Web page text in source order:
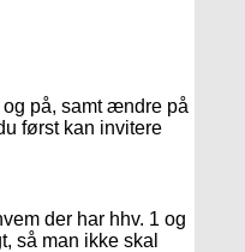
på, samt ændre på
først kan invitere
der har hhv. 1 og
så man ikke skal